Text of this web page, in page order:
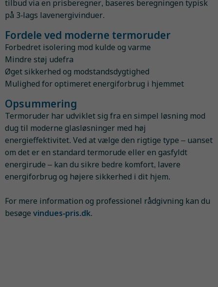
tilbud via en prisberegner, baseres beregningen typisk
på 3-lags lavenergivinduer.
Fordele ved moderne termoruder
Forbedret isolering mod kulde og varme
Mindre støj udefra
Øget sikkerhed og modstandsdygtighed
Mulighed for optimeret energiforbrug i hjemmet
Opsummering
Termoruder har udviklet sig fra en simpel løsning mod
dug til moderne glasløsninger med høj
energieffektivitet. Ved at vælge den rigtige type – uanset
om det er en standard termorude eller en gasfyldt
energirude – kan du sikre bedre komfort, lavere
energiforbrug og højere sikkerhed i dit hjem.
For mere information og professionel rådgivning kan du
besøge vindues-pris.dk.